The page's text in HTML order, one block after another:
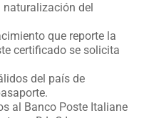
naturalización del
que reporte la
certificado se solicita
del país de
al Banco Poste Italiane